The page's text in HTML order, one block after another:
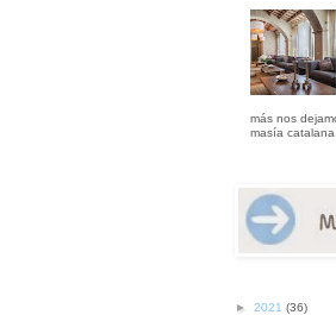
más nos
masía
► 2021 (36)